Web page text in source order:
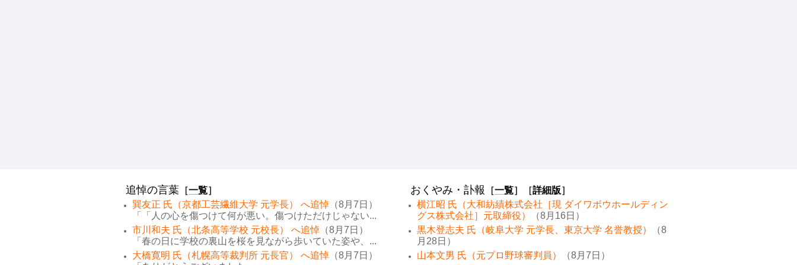
追悼の言葉 ［一覧］
巽友正 氏（京都工芸繊維大学 元学長） へ追悼 （8月7日）
「「人の心を傷つけて何が悪い。傷つけただけじゃない...
市川和夫 氏（北条高等学校 元校長） へ追悼 （8月7日）
「春の日に学校の裏山を桜を見ながら歩いていた姿や、...
大橋寛明 氏（札幌高等裁判所 元長官） へ追悼 （8月7日）
おくやみ・訃報 ［一覧］［詳細版］
横江昭 氏（大和紡績株式会社［現 ダイワボウホールディン
グス株式会社］元取締役）
（8月16日）
黒木登志夫 氏（岐阜大学 元学長、東京大学 名誉教授）
（8
月28日）
山本文男 氏（元プロ野球審判員）
（8月7日）